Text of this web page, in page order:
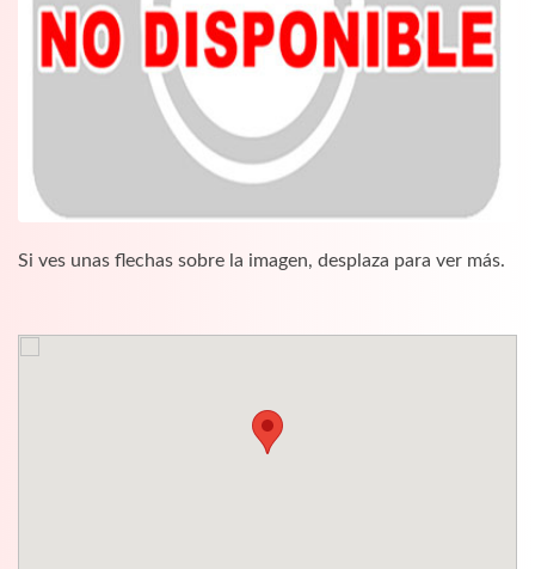
Si ves unas flechas sobre la imagen, desplaza para ver más.